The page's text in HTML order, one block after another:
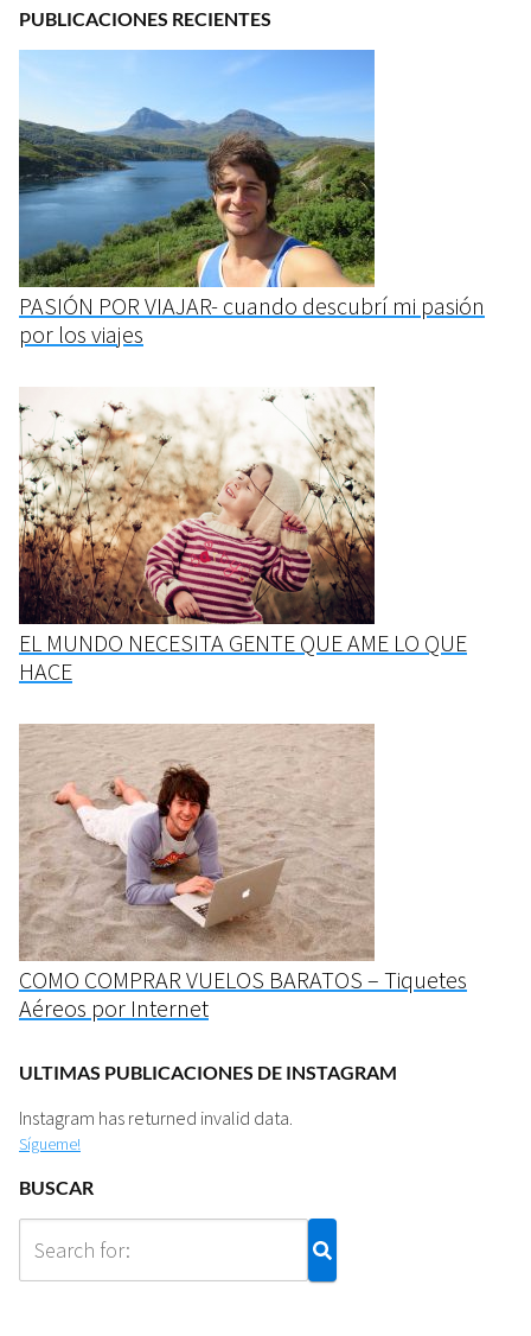
PUBLICACIONES RECIENTES
PASIÓN POR VIAJAR- cuando descubrí mi pasión
por los viajes
EL MUNDO NECESITA GENTE QUE AME LO QUE
HACE
COMO COMPRAR VUELOS BARATOS – Tiquetes
Aéreos por Internet
ULTIMAS PUBLICACIONES DE INSTAGRAM
Instagram has returned invalid data.
Sígueme!
BUSCAR